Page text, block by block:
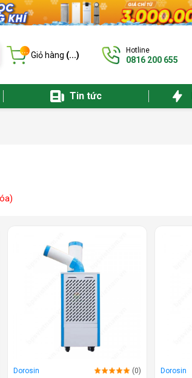
... Giỏ hàng (...) Hotline
0816 200 655
Tin tức
Dorosin (0) Dorosin